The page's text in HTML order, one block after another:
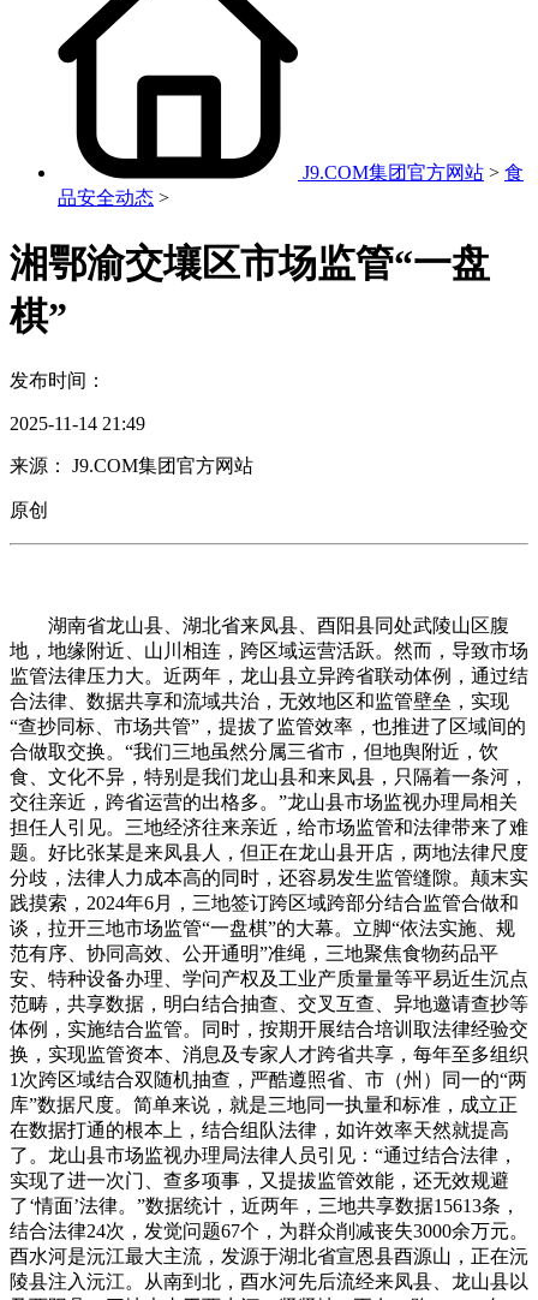
J9.COM集团官方网站 > 食
品安全动态 >
湘鄂渝交壤区市场监管“一盘
棋”
发布时间：
2025-11-14 21:49
来源： J9.COM集团官方网站
原创
湖南省龙山县、湖北省来凤县、酉阳县同处武陵山区腹
地，地缘附近、山川相连，跨区域运营活跃。然而，导致市场
监管法律压力大。近两年，龙山县立异跨省联动体例，通过结
合法律、数据共享和流域共治，无效地区和监管壁垒，实现
“查抄同标、市场共管”，提拔了监管效率，也推进了区域间的
合做取交换。“我们三地虽然分属三省市，但地舆附近，饮
食、文化不异，特别是我们龙山县和来凤县，只隔着一条河，
交往亲近，跨省运营的出格多。”龙山县市场监视办理局相关
担任人引见。三地经济往来亲近，给市场监管和法律带来了难
题。好比张某是来凤县人，但正在龙山县开店，两地法律尺度
分歧，法律人力成本高的同时，还容易发生监管缝隙。颠末实
践摸索，2024年6月，三地签订跨区域跨部分结合监管合做和
谈，拉开三地市场监管“一盘棋”的大幕。立脚“依法实施、规
范有序、协同高效、公开通明”准绳，三地聚焦食物药品平
安、特种设备办理、学问产权及工业产质量量等平易近生沉点
范畴，共享数据，明白结合抽查、交叉互查、异地邀请查抄等
体例，实施结合监管。同时，按期开展结合培训取法律经验交
换，实现监管资本、消息及专家人才跨省共享，每年至多组织
1次跨区域结合双随机抽查，严酷遵照省、市（州）同一的“两
库”数据尺度。简单来说，就是三地同一执量和标准，成立正
在数据打通的根本上，结合组队法律，如许效率天然就提高
了。龙山县市场监视办理局法律人员引见：“通过结合法律，
实现了进一次门、查多项事，又提拔监管效能，还无效规避
了‘情面’法律。”数据统计，近两年，三地共享数据15613条，
结合法律24次，发觉问题67个，为群众削减丧失3000余万元。
酉水河是沅江最大主流，发源于湖北省宣恩县酉源山，正在沅
陵县注入沅江。从南到北，酉水河先后流经来凤县、龙山县以